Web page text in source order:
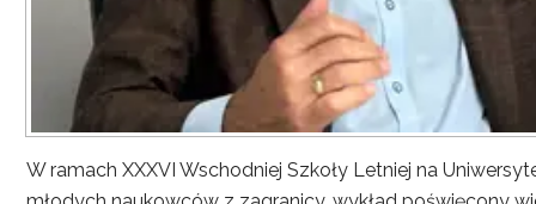
W ramach XXXVI Wschodniej Szkoły Letniej na